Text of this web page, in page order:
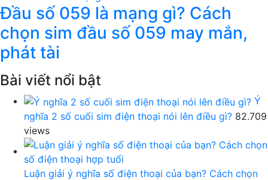
Đầu số 059 là mạng gì? Cách
chọn sim đầu số 059 may mắn,
phát tài
Bài viết nổi bật
Ý
nghĩa 2 số cuối sim điện thoại nói lên điều gì? 82.709
views
Luận giải ý nghĩa số điện thoại của bạn? Cách chọn